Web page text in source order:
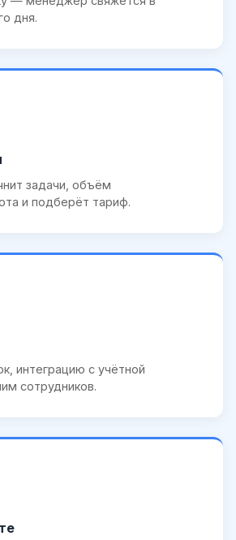
дня.
задачи, объём
и подберёт тариф.
интеграцию с учётной
сотрудников.